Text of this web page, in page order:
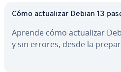
Cómo ac­tua­li­zar Debian 13
Aprende cómo ac­tua­li­zar
y sin errores, desde la